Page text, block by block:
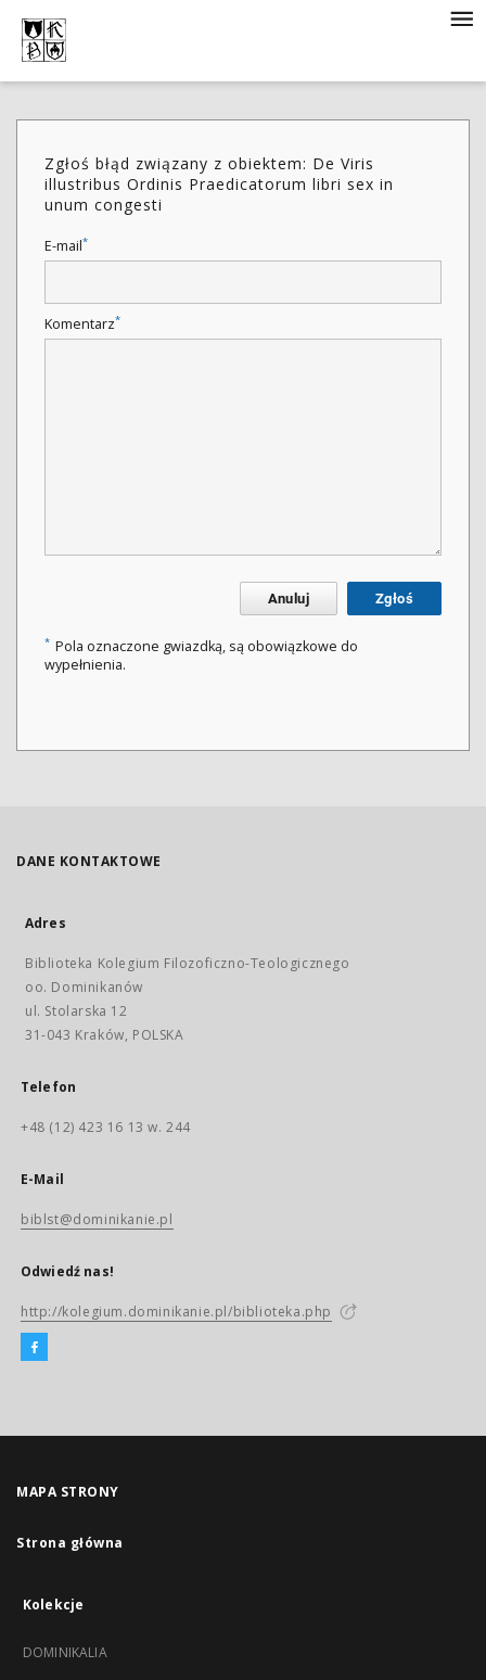
Zgłoś błąd związany z obiektem: De Viris
illustribus Ordinis Praedicatorum libri sex in
unum congesti
E-mail*
Komentarz*
Anuluj Zgłoś
* Pola oznaczone gwiazdką, są obowiązkowe do
wypełnienia.
DANE KONTAKTOWE
Adres
Biblioteka Kolegium Filozoficzno-Teologicznego
oo. Dominikanów
ul. Stolarska 12
31-043 Kraków, POLSKA
Telefon
+48 (12) 423 16 13 w. 244
E-Mail
biblst@dominikanie.pl
Odwiedź nas!
http://kolegium.dominikanie.pl/biblioteka.php
MAPA STRONY
Strona główna
Kolekcje
DOMINIKALIA